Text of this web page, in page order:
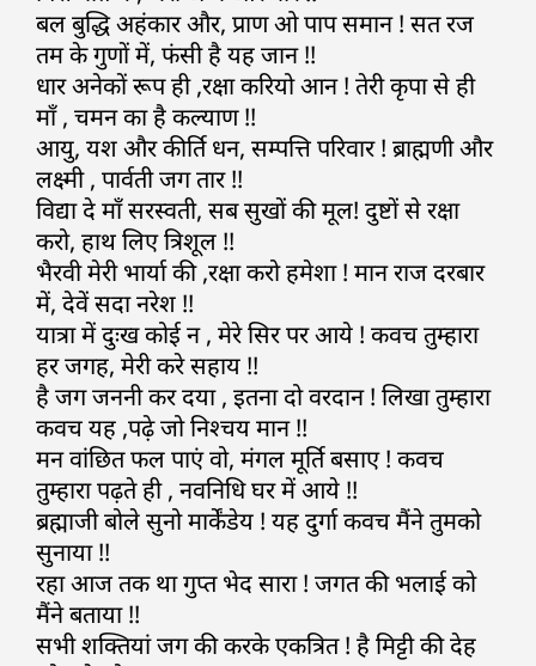
बल बुद्धि अहंकार और, प्राण ओ पाप समान ! सत रज
तम के गुणों में, फंसी है यह जान !!
धार अनेकों रूप ही ,रक्षा करियो आन ! तेरी कृपा से ही
माँ , चमन का है कल्याण !!
आयु, यश और कीर्ति धन, सम्पत्ति परिवार ! ब्राह्मणी और
लक्ष्मी , पार्वती जग तार !!
विद्या दे माँ सरस्वती, सब सुखों की मूल! दुष्टों से रक्षा
करो, हाथ लिए त्रिशूल !!
भैरवी मेरी भार्या की ,रक्षा करो हमेशा ! मान राज दरबार
में, देवें सदा नरेश !!
यात्रा में दुःख कोई न , मेरे सिर पर आये ! कवच तुम्हारा
हर जगह, मेरी करे सहाय !!
है जग जननी कर दया , इतना दो वरदान ! लिखा तुम्हारा
कवच यह ,पढ़े जो निश्चय मान !!
मन वांछित फल पाएं वो, मंगल मूर्ति बसाए ! कवच
तुम्हारा पढ़ते ही , नवनिधि घर में आये !!
ब्रह्माजी बोले सुनो मार्केंडेय ! यह दुर्गा कवच मैंने तुमको
सुनाया !!
रहा आज तक था गुप्त भेद सारा ! जगत की भलाई को
मैंने बताया !!
सभी शक्तियां जग की करके एकत्रित ! है मिट्टी की देह